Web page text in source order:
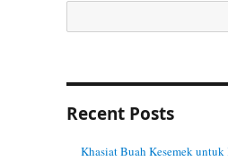
Recent Posts
Khasiat Buah Kesemek